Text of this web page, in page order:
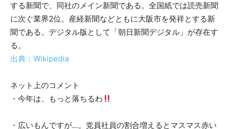
する新聞で、同社のメイン新聞である。全国紙では読売新聞
に次ぐ業界2位。産経新聞などともに大阪市を発祥とする新
聞である。デジタル版として「朝日新聞デジタル」が存在す
る。
出典：Wikipedia
ネット上のコメント
・今年は、もっと落ちるわ
・広いもんですが…。党員社員の割合増えるとマスマス赤い